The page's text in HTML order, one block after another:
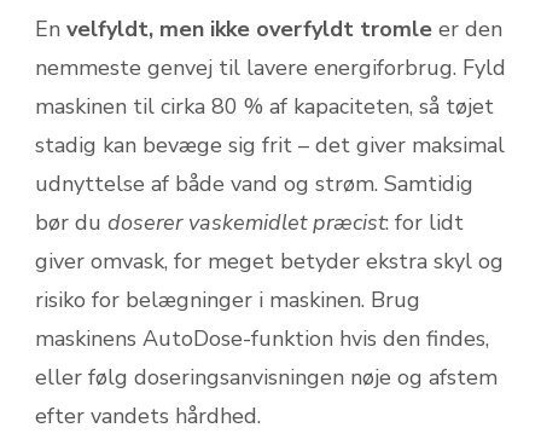
En velfyldt, men ikke overfyldt tromle er den
nemmeste genvej til lavere energiforbrug. Fyld
maskinen til cirka 80 % af kapaciteten, så tøjet
stadig kan bevæge sig frit – det giver maksimal
udnyttelse af både vand og strøm. Samtidig
bør du doserer vaskemidlet præcist: for lidt
giver omvask, for meget betyder ekstra skyl og
risiko for belægninger i maskinen. Brug
maskinens AutoDose-funktion hvis den findes,
eller følg doseringsanvisningen nøje og afstem
efter vandets hårdhed.